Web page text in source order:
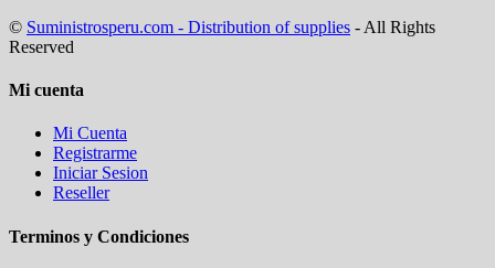
© Suministrosperu.com - Distribution of supplies - All Rights
Reserved
Mi cuenta
Mi Cuenta
Registrarme
Iniciar Sesion
Reseller
Terminos y Condiciones